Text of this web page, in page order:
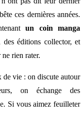
ces dernières années.
un coin manga
des éditions collector, et
rien rater.
de vie : on discute autour
on échange des
Si vous aimez feuilleter